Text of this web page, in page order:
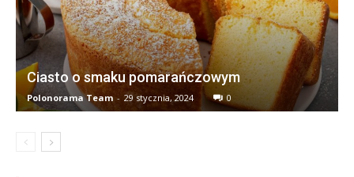
Ciasto o smaku pomarańczowym
Polonorama Team - 29 stycznia, 2024 0